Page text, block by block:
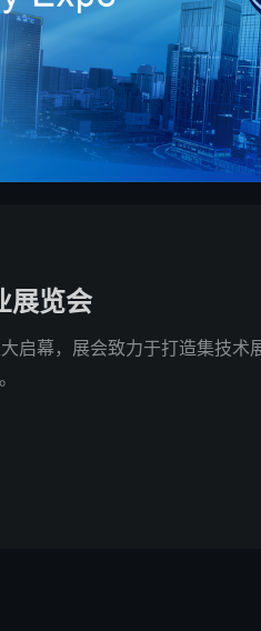
展览会
启幕，展会致力于打造集技术